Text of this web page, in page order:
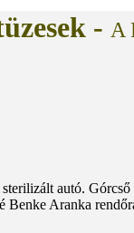
- A
autó.
Aranka